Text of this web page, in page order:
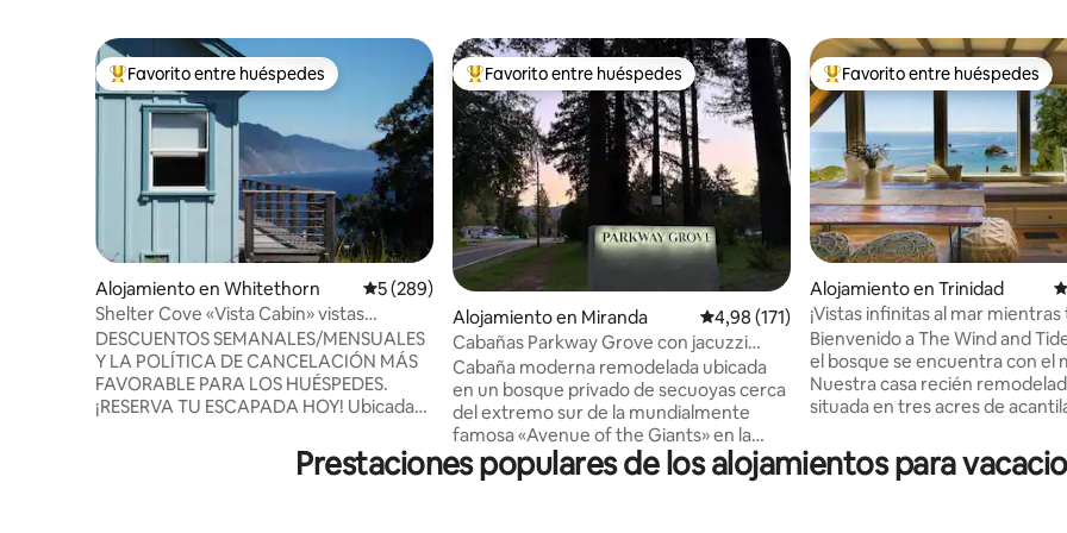
Favorito entre los huéspedes más destacados
Favorito entre huéspedes
Alojamiento en Whitethorn Calificación promedio: 5 de 5. 289 evaluaciones
5 (289)
Shelter Cove «Vista Cabin» vistas
costeras prístinas
DESCUENTOS SEMANALES/MENSUALES
Y LA POLÍTICA DE CANCELACIÓN MÁS
FAVORABLE PARA LOS HUÉSPEDES.
¡RESERVA TU ESCAPADA HOY! Ubicada
California, la cabaña de dos pisos con 3
dormitorios y 2 baños Shelter Cove Vista
Favorito entre los huéspedes más destacados
Favorito entre huéspedes
Alojamiento en Miranda Calificación promedio: 4,98 de 5. 171
4,98 (171)
Cabañas Parkway Grove con jacuzzi
privado y ducha de hidromasaje
Cabaña moderna remodelada ubicada
en un bosque privado de secuoyas cerca
del extremo sur de la mundialmente
famosa «Avenue of the Giants» en la
ciudad de Miranda. Ubicación perfecta
para relajarse y descansar después de
Favorito entre los huéspedes
Favorito entre huéspedes
Alojamiento en Trinidad
¡Vistas infinitas al mar mientras
sumerges en el jacuzzi!
Bienvenido a The Wind and
el bosque se encuentra con el
Nuestra casa recién
situada en tres acres de
norte del pueblo costero de
tranquilidad te espera
Prestaciones populares de los alojamientos para